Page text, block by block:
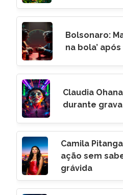
Bolsonaro:
na bola’
Claudia
durante
Camila
ação sem
grávida